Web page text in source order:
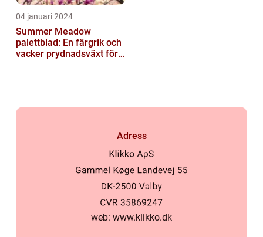
04 januari 2024
Summer Meadow
palettblad: En färgrik och
vacker prydnadsväxt för
Adress
web: www.klikko.dk